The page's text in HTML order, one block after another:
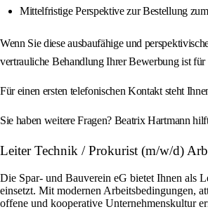
Mittelfristige Perspektive zur Bestellung
Wenn Sie diese ausbaufähige und
vertrauliche Behandlung Ihrer Bewerbung ist für
Für einen ersten telefonischen Kontakt steht
Sie haben weitere Fragen? Beatrix Hartmann
Leiter Technik / Prokurist (m/w/d)
Die Spar- und Bauverein eG bietet Ihnen als
einsetzt. Mit modernen Arbeitsbedingungen,
offene und kooperative Unternehmenskultur